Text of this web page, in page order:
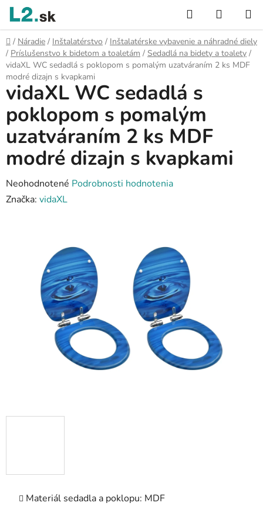
Prejsť
obsah
Hľadať
KOŠÍK
Domov
/ Náradie / Inštalatérstvo / Inštalatérske vybavenie a náhradné diely
/ Príslušenstvo k bidetom a toaletám / Sedadlá na bidety a toalety /
vidaXL WC sedadlá s poklopom s pomalým uzatváraním 2 ks MDF
modré dizajn s kvapkami
Materiál sedadla a poklopu: MDF
vidaXL WC sedadlá s
poklopom s pomalým
uzatváraním 2 ks MDF
modré dizajn s kvapkami
Priemerné
hodnotenie
hviezdičiek.
Neohodnotené Podrobnosti hodnotenia
Značka: vidaXL